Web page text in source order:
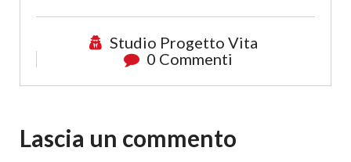
Studio Progetto Vita
0 Commenti
Lascia un commento